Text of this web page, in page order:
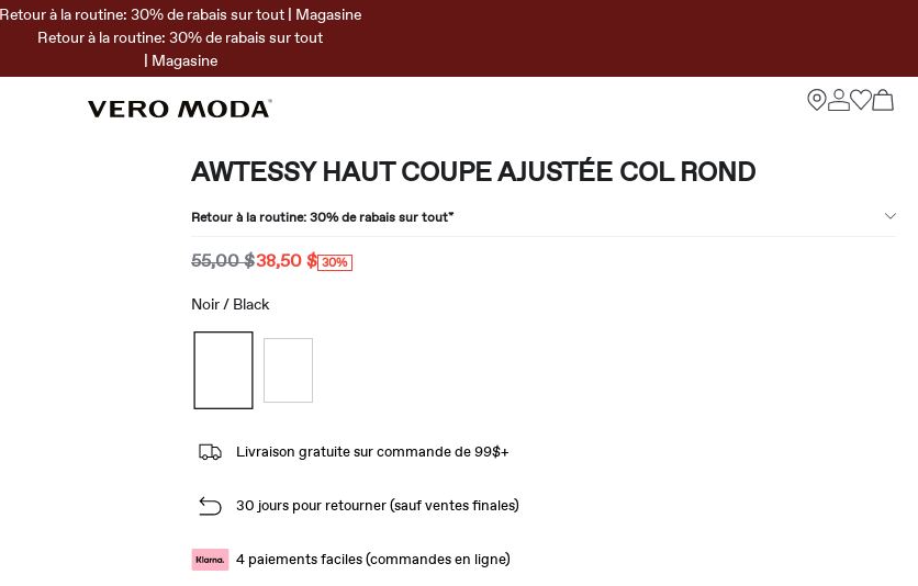
Retour à la routine: 30% de rabais sur tout | Magasine
Retour à la routine: 30% de rabais sur tout
| Magasine
AWTESSY HAUT COUPE AJUSTÉE COL ROND
Retour à la routine: 30% de rabais sur tout*
55,00 $38,50 $ 30%
Noir / Black
Livraison gratuite sur commande de 99$+
30 jours pour retourner (sauf ventes finales)
4 paiements faciles (commandes en ligne)